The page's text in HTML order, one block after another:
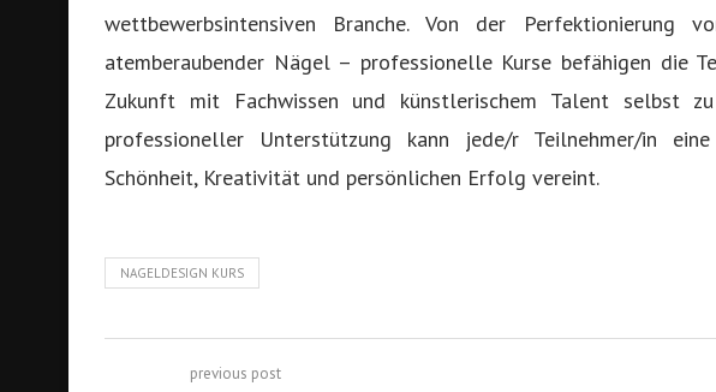
wettbewerbsintensiven Branche. Von der Perfektionierung
atemberaubender Nägel – professionelle Kurse befähigen die
Zukunft mit Fachwissen und künstlerischem Talent selbst
professioneller Unterstützung kann jede/r Teilnehmer/in
Schönheit, Kreativität und persönlichen Erfolg vereint.
NAGELDESIGN KURS
previous post